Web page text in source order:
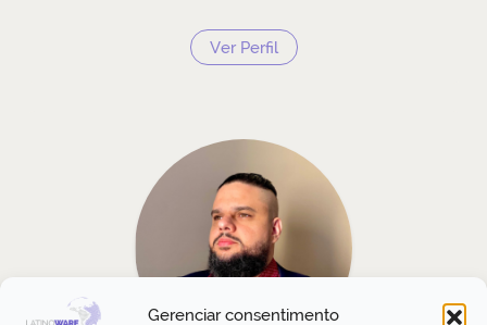
Gerenciar consentimento
Ver Perfil